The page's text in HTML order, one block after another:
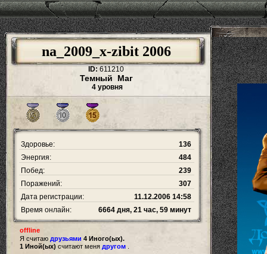
na_2009_x-zibit 2006
ID: 611210
Темный Маг
4 уровня
Здоровье:
136
Энергия:
484
Побед:
239
Поражений:
307
Дата регистрации:
11.12.2006 14:58
Время онлайн:
6664 дня, 21 час, 59 минут
offline
Я считаю друзьями 4 Иного(ых).
1 Иной(ых) считают меня другом